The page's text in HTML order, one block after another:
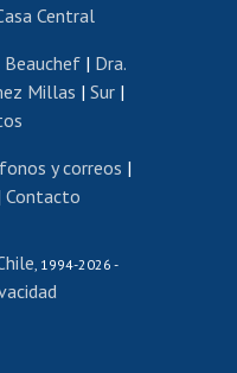
honorarios
os
de títulos
Estudiantil
Central
Beauchef| Dra.
Millas | Sur |
y correos |
Contacto
, 1994-2026 -